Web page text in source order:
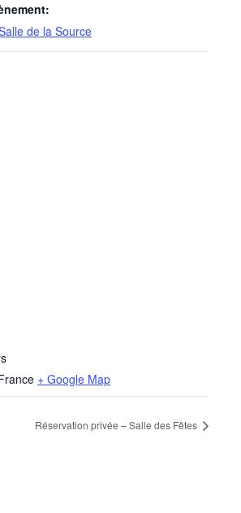
de la Source
+ Google Map
Réservation privée – Salle des Fêtes